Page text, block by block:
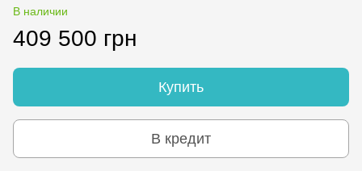
В наличии
409 500 грн
Купить
В кредит